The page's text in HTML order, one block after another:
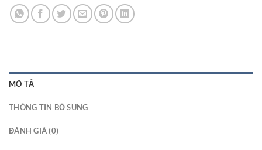
MÔ TẢ
THÔNG TIN BỔ SUNG
ĐÁNH GIÁ (0)